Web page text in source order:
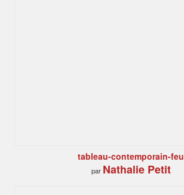
tableau-contemporain-feu
par Nathalie Petit